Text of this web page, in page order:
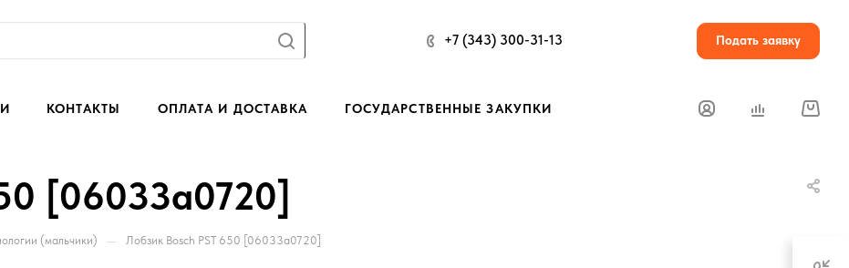
+7 (343) 300-31-13 Подать заявку
КОНТАКТЫ ОПЛАТА И ДОСТАВКА ГОСУДАРСТВЕННЫЕ ЗАКУПКИ
[06033a0720]
(мальчики) — Лобзик Bosch PST 650 [06033a0720]